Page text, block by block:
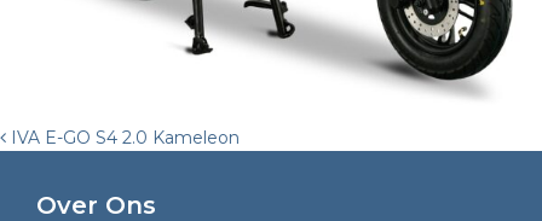
Post
navigation
IVA E-GO S4 2.0 Kameleon
Over Ons